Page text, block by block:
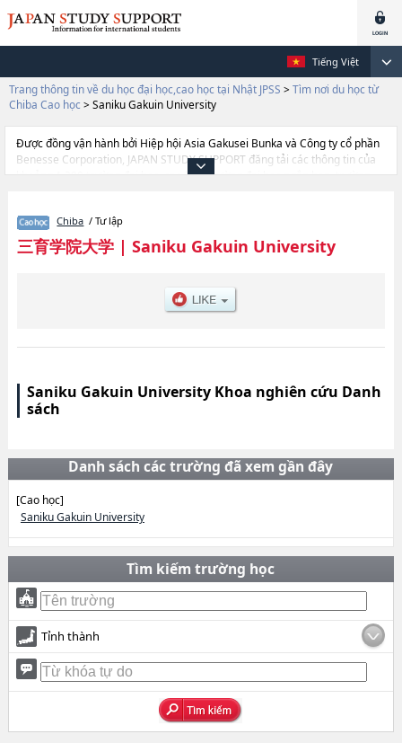
Tiếng Việt
Trang thông tin về du học đại học,cao học tại Nhật JPSS > Tìm nơi du học từ
Chiba Cao học > Saniku Gakuin University
Được đồng vận hành bởi Hiệp hội Asia Gakusei Bunka và Công ty cổ phần
Benesse Corporation, JAPAN STUDY SUPPORT đăng tải các thông tin của
khoảng 1.300 trường đại học, cao học, trường đại học ngắn hạn, trường
tin cần thiết dành cho du học sinh, như là về các , thông tin về từng khoa
nghiên cứu, thông tin liên quan đến thi tuyển như số lượng tuyển sinh, số
lượng trúng tuyển, cở sở trang thiết bị, hướng dẫn địa điểm v.v...
Chiba / Tư lập
三育学院大学| Saniku Gakuin University
Saniku Gakuin University Khoa nghiên cứu Danh
sách
Danh sách các trường đã xem gần đây
[Cao học]
Saniku Gakuin University
Tìm kiếm trường học
Tỉnh thành